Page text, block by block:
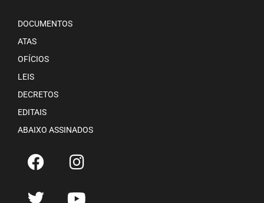
DOCUMENTOS
ATAS
OFÍCIOS
LEIS
DECRETOS
EDITAIS
ABAIXO ASSINADOS